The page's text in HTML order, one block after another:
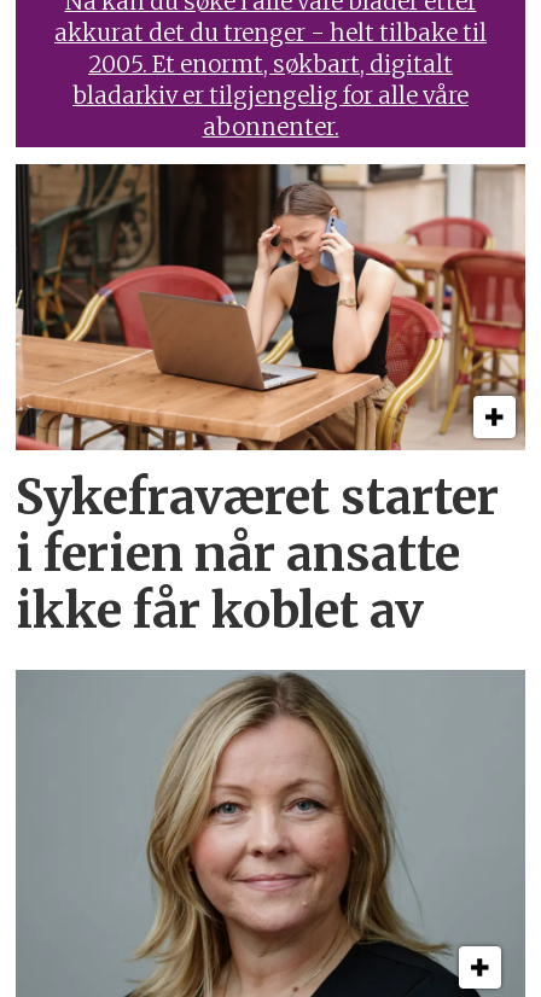
akkurat det du trenger - helt tilbake til
2005. Et enormt, søkbart, digitalt
bladarkiv er tilgjengelig for alle våre
abonnenter.
Sykefraværet starter
i ferien når ansatte
ikke får koblet av